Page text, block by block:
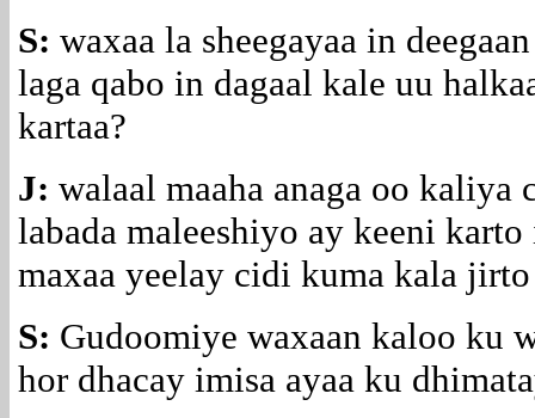
S: waxaa la sheegayaa in
laga qabo in dagaal kale uu
kartaa?
J: walaal maaha anaga oo kaliya
labada maleeshiyo ay keeni
maxaa yeelay cidi kuma kala
S: Gudoomiye waxaan kaloo ku
hor dhacay imisa ayaa ku